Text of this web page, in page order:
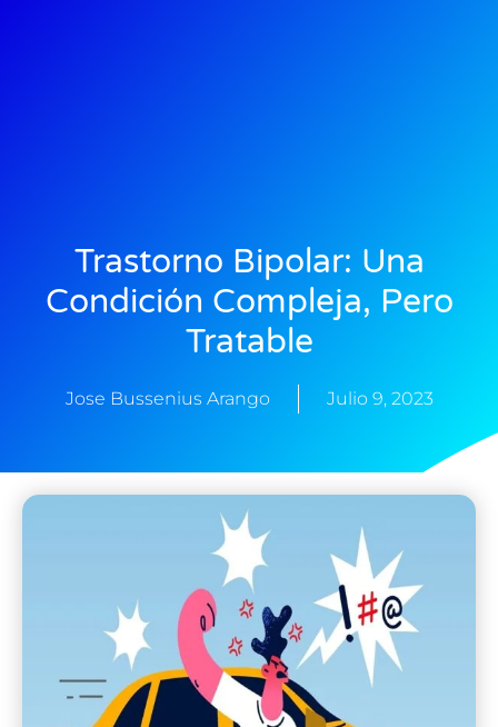
Trastorno Bipolar: Una
Condición Compleja, Pero
Tratable
Jose Bussenius Arango Julio 9, 2023